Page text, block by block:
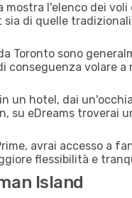
l'elenco dei voli
di quelle
Toronto sono
conseguenza volare
un hotel, dai
eDreams troverai
avrai accesso a
flessibilità e
Island